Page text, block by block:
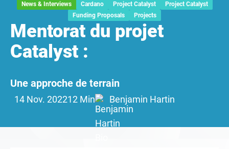
News & Interviews Cardano Project Catalyst
Project Catalyst
Funding Proposals
Projects
Mentorat du projet
Catalyst :
Une approche de terrain
14 Nov. 202212 Min Benjamin Hartin